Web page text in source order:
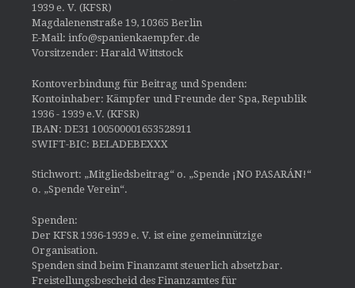
1939 e. V. (KFSR)
Magdalenenstraße 19, 10365 Berlin
E-Mail: info@spanienkaempfer.de
Vorsitzender: Harald Wittstock
Kontoverbindung für Beitrag und Spenden:
Kontoinhaber: Kämpfer und Freunde der Spa, Republik
1936 - 1939 e.V. (KFSR)
IBAN: DE31 100500001653528911
SWIFT-BIC: BELADEBEXXX
Stichwort: „Mitgliedsbeitrag“ o. „Spende ¡NO PASARÁN!“
o. „Spende Verein“.
Spenden:
Der KFSR 1936-1939 e. V. ist eine gemeinnützige
Organisation.
Spenden sind beim Finanzamt steuerlich absetzbar.
Freistellungsbescheid des Finanzamtes für